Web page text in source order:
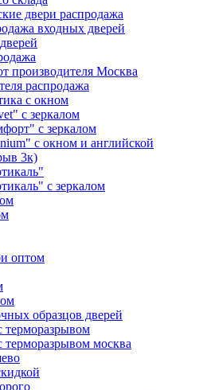
двери распродажа
входных дверей
производителя Москва
распродажа
с окном
с зеркалом
с зеркалом
с окном и английской
3к)
с зеркалом
оптом
образцов дверей
терморазрывом
терморазрывом москва